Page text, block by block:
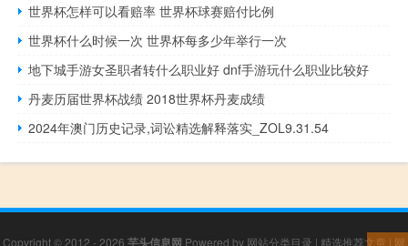
世界杯怎样可以看赔率 世界杯球赛赔付比例
世界杯什么时候一次 世界杯每多少年举行一次
地下城手游女圣职者转什么职业好 dnf手游玩什么职业比较好
丹麦历届世界杯战绩 2018世界杯丹麦成绩
2024年澳门历史记录,词讼精选解释落实_ZOL9.31.54
Copyright © 2012 - 2026 芋头信息网 Powered by 网站分类目录 | 精选推荐文章 | 网